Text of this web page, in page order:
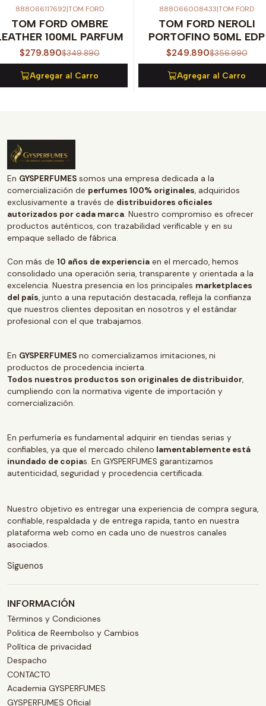
-20%OFF
888066117692|TOM FORD
TOM FORD OMBRE
100ML PARFUM
$279.890$349.890
Agregar al Carro
-30% OFF
888066008433|TOM FORD
TOM FORD NEROLI
PORTOFINO 50ML EDP
$249.890$356.990
Agregar al Carro
En GYSPERFUMES somos una empresa dedicada a la
comercialización de perfumes 100% originales, adquiridos
exclusivamente a través de distribuidores oficiales
autorizados por cada marca. Nuestro compromiso es ofrecer
productos auténticos, con trazabilidad verificable y en su
empaque sellado de fábrica.
Con más de 10 años de experiencia en el mercado, hemos
consolidado una operación seria, transparente y orientada a la
excelencia. Nuestra presencia en los principales marketplaces
del país, junto a una reputación destacada, refleja la confianza
que nuestros clientes depositan en nosotros y el estándar
profesional con el que trabajamos.
En GYSPERFUMES no comercializamos imitaciones, ni
productos de procedencia incierta.
Todos nuestros productos son originales de distribuidor,
cumpliendo con la normativa vigente de importación y
comercialización.
En perfumería es fundamental adquirir en tiendas serias y
confiables, ya que el mercado chileno lamentablemente está
inundado de copias. En GYSPERFUMES garantizamos
autenticidad, seguridad y procedencia certificada.
Nuestro objetivo es entregar una experiencia de compra segura,
confiable, respaldada y de entrega rapida, tanto en nuestra
plataforma web como en cada uno de nuestros canales
asociados.
Síguenos
INFORMACIÓN
Términos y Condiciones
Politica de Reembolso y Cambios
Política de privacidad
Despacho
CONTACTO
Academia GYSPERFUMES
GYSPERFUMES Oficial